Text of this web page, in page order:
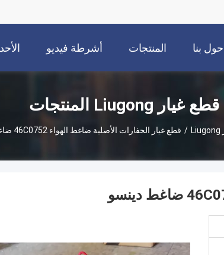
حول بنا المنتجات أشرطة فيديو
قطع غيار Liugong المنتجات
/ قطع غيار الحفارات الأصلية ضاغط الهواء 46C0752 ضاغط دينسو